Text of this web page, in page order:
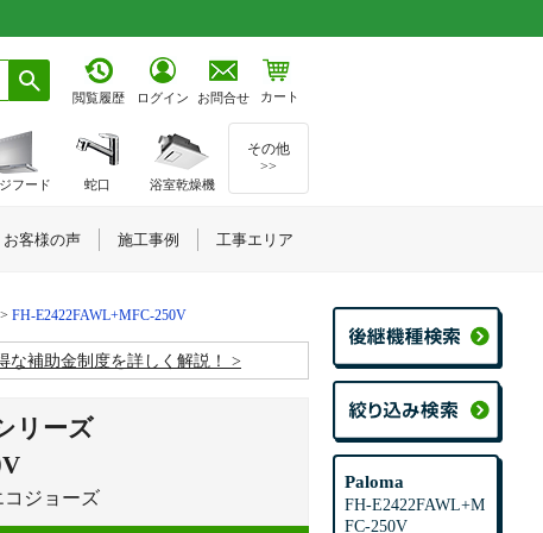
Paloma
FH-E2422FAWL+M
FC-250V
閲覧履歴 ログイン お問合せ カート
FH-E2422FAWL+MFC-250V
な補助金制度を詳しく解説！
リーズ
コジョーズ
フード 蛇口 浴室乾燥機
その他
>>
お客様の声 施工事例 工事エリア